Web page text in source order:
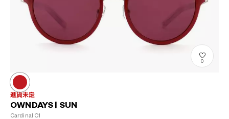
0
進貨未定
OWNDAYS | SUN
Cardinal C1